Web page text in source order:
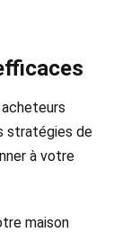
stratégies de
à votre
maison